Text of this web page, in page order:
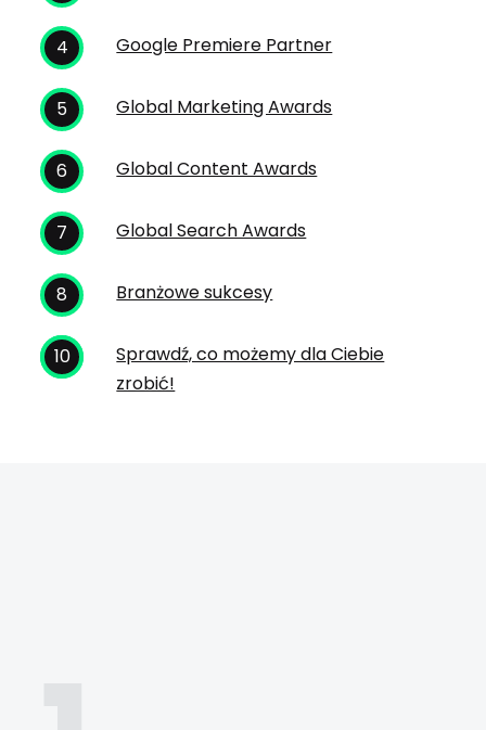
Google Premiere Partner
Global Marketing Awards
Global Content Awards
Global Search Awards
Branżowe sukcesy
Sprawdź, co możemy dla Ciebie
zrobić!